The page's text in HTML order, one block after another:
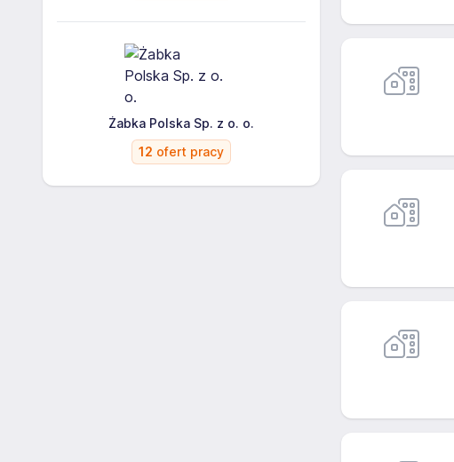
Żabka Polska Sp. z o. o.
12 ofert pracy